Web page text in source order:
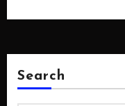
Search